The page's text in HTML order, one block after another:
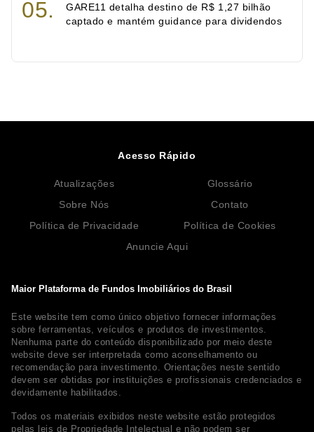
GARE11 detalha destino de R$ 1,27 bilhão
captado e mantém guidance para dividendos
Maior Plataforma de Fundos Imobiliários do Brasil
Este website tem como único objetivo fornecer informações
sobre ferramentas, veículos e produtos de investimentos.
Nenhuma parte do conteúdo disponibilizado por meio deste
website deve ser interpretada como aconselhamento ou
recomendação para investimento. Orientações neste sentido
devem ser obtidas por instituições e profissionais credenciados e
devidamente habilitados.
Todos os materiais exibidos neste website estão protegidos
pelas leis de Propriedade Intelectual e não podem ser
Acesso Rápido
Atualizações
Glossário
Sobre Nós
Contato
Política de Privacidade
Política de Cookies
Anuncie Aqui